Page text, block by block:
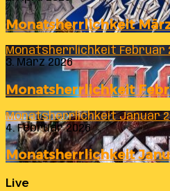
Monatsherrlichkeit
Monatsherrlichkeit Februar
3. März 2026
Monatsherrlichkeit
Monatsherrlichkeit Januar
4. Februar 2026
Monatsherrlichkeit
Live